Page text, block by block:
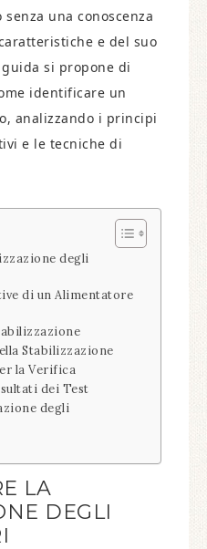
una conoscenza
e del suo
si propone di
identificare un
analizzando i principi
e le tecniche di
degli
di un Alimentatore
Stabilizzazione
la Verifica
dei Test
degli
LA
DEGLI